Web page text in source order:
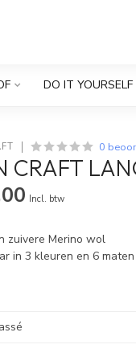
DO IT YOURSELF
0
CRAFT
Incl. btw
zuivere Merino wol
in 3 kleuren en 6